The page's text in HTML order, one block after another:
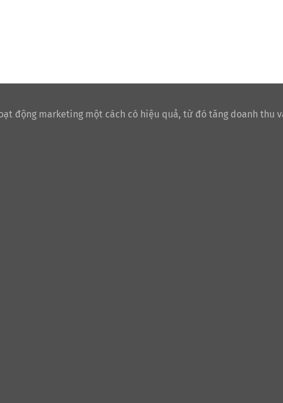
động marketing một cách có hiệu quả, từ đó tăng doanh thu